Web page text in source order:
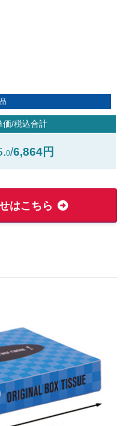
価/税込合計
0/6,864円
はこちら